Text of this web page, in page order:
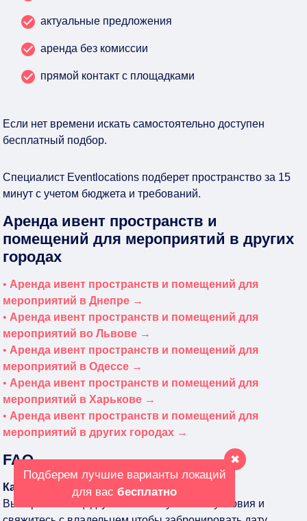
актуальные предложения
аренда без комиссии
прямой контакт с площадками
Если нет времени искать самостоятельно доступен
бесплатный подбор.
Специалист Eventlocations подберет пространство за 15
минут с учетом бюджета и требований.
Аренда ивент пространств и
помещений для мероприятий в других
городах
• Аренда ивент пространств и помещений для
мероприятий в Днепре →
• Аренда ивент пространств и помещений для
мероприятий во Львове →
• Аренда ивент пространств и помещений для
мероприятий в Одессе →
• Аренда ивент пространств и помещений для
мероприятий в Харькове →
• Аренда ивент пространств и помещений для
мероприятий в других городах →
FAQ
Как снять пространство в Киеве
Выберите площадку в каталоге уточните условия и
Подберем лучшие варианты локаций
для вас бесплатно
✖